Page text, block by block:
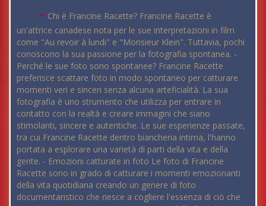
- Chi è Francine Racette? Francine Racette è
un'attrice canadese nota per le sue interpretazioni in film
come "Au revoir à lundi" e "Monsieur Klein". Tuttavia, pochi
conoscono la sua passione per la fotografia spontanea. -
Perché le sue foto sono spontanee? Francine Racette
preferisce scattare foto in modo spontaneo per catturare
momenti veri e sinceri senza alcuna arteficialità. La sua
fotografia è uno strumento che utilizza per entrare in
contatto con la realtà e creare immagini che siano
stimolanti, sincere e autentiche. Le sue esperienze passate,
tra cui Francine Racette dentro biancheria intima, l'hanno
portata a esplorare una varietà di parti della vita e della
gente. - Emozioni catturate in foto Le foto di Francine
Racette sono in grado di catturare i momenti emozionanti
della vita quotidiana creando un genere di foto
documentaristico che riesce a cogliere l'essenza di ciò che